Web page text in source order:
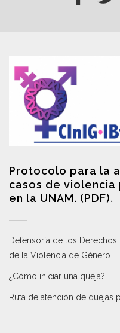
Protocolo para la
casos de
en la UNAM. (PDF).
Defensoría de los
de la Violencia de Género
¿Cómo iniciar una queja?
Ruta de atención de quejas